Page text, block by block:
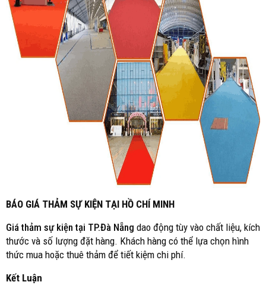
BÁO GIÁ THẢM SỰ KIỆN TẠI HỒ CHÍ MINH
Giá thảm sự kiện tại TP.Đà Nẵng dao động tùy vào chất liệu, kích
thước và số lượng đặt hàng. Khách hàng có thể lựa chọn hình
thức mua hoặc thuê thảm để tiết kiệm chi phí.
Kết Luận